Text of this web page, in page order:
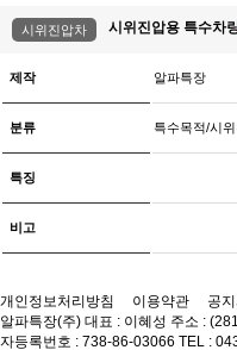
시위진압차 시위진압용 특수차
제작 알파특장
분류 특수목적/시
특징
비고
개인정보처리방침 이용약관
공
알파특장(주) 대표 : 이혜성 주소 :
자등록번호 : 738-86-03066 TEL :